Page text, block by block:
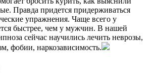
Правда придется придерживаться
упражнения. Чаще всего у
быстрее, чем у мужчин. В нашей
сейчас научились лечить неврозы,
фобии, наркозависимость.